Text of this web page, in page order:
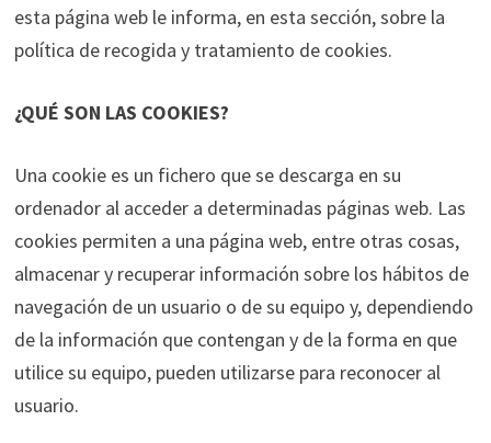
esta página web le informa, en esta sección, sobre la
política de recogida y tratamiento de cookies.
¿QUÉ SON LAS COOKIES?
Una cookie es un fichero que se descarga en su
ordenador al acceder a determinadas páginas web. Las
cookies permiten a una página web, entre otras cosas,
almacenar y recuperar información sobre los hábitos de
navegación de un usuario o de su equipo y, dependiendo
de la información que contengan y de la forma en que
utilice su equipo, pueden utilizarse para reconocer al
usuario.